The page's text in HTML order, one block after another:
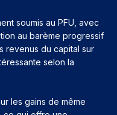
soumis au PFU, avec
au barème progressif
revenus du capital sur
selon la
les gains de même